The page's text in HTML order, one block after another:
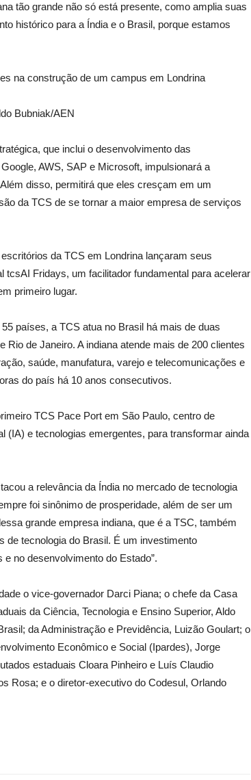
tão grande não só está presente, como amplia suas
histórico para a Índia e o Brasil, porque estamos
Bubniak/AEN
que inclui o desenvolvimento das
AWS, SAP e Microsoft, impulsionará a
disso, permitirá que eles cresçam em um
da TCS de se tornar a maior empresa de serviços
da TCS em Londrina lançaram seus
tcsAI Fridays, um facilitador fundamental para acelerar
primeiro lugar.
países, a TCS atua no Brasil há mais de duas
de Janeiro. A indiana atende mais de 200 clientes
saúde, manufatura, varejo e telecomunicações e
do país há 10 anos consecutivos.
TCS Pace Port em São Paulo, centro de
(IA) e tecnologias emergentes, para transformar ainda
a relevância da Índia no mercado de tecnologia
foi sinônimo de prosperidade, além de ser um
grande empresa indiana, que é a TSC, também
de tecnologia do Brasil. É um investimento
no desenvolvimento do Estado”.
o vice-governador Darci Piana; o chefe da Casa
da Ciência, Tecnologia e Ensino Superior, Aldo
da Administração e Previdência, Luizão Goulart; o
Econômico e Social (Ipardes), Jorge
estaduais Cloara Pinheiro e Luís Claudio
Rosa; e o diretor-executivo do Codesul, Orlando